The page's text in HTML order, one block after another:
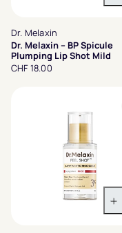
Dr. Melaxin
Dr. Melaxin – BP Spicule
Plumping Lip Shot Mild
CHF 18.00